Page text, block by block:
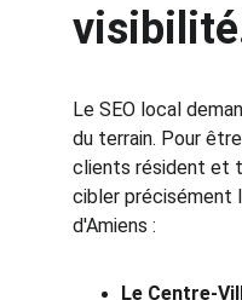
Le SEO local
du terrain. Pour
clients résident et
cibler précisément
d'Amiens :
Le Centre-